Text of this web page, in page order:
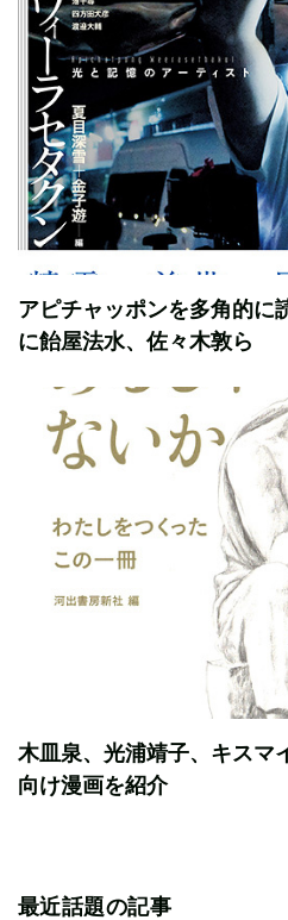
アピチャッポンを多角的に
に飴屋法水、佐々木敦ら
木皿泉、光浦靖子、キスマ
向け漫画を紹介
最近話題の記事